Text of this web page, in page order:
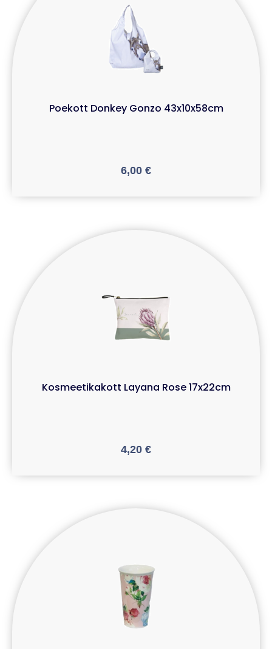
Poekott Donkey Gonzo 43x10x58cm
6,00 €
Kosmeetikakott Layana Rose 17x22cm
4,20 €